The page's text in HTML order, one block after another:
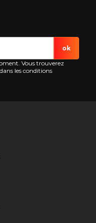
Vous trouverez
les conditions